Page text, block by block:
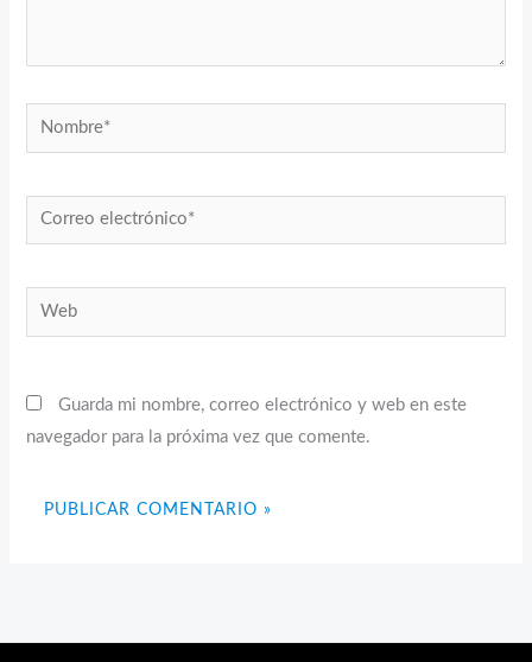
Nombre*
Correo
electrónico*
Web
Guarda mi nombre, correo electrónico y web en este
navegador para la próxima vez que comente.